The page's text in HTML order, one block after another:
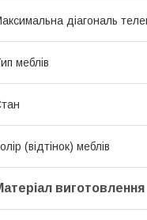
діагональ
меблів
(відтінок) меблів
виготовлення